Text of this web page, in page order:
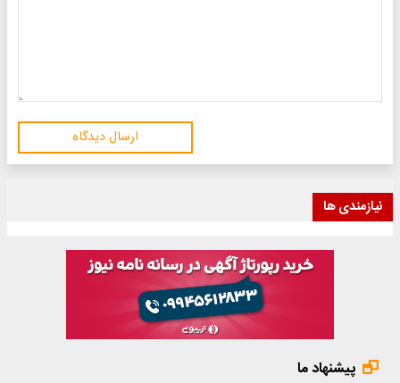
ارسال دیدگاه
نیازمندی ها
پیشنهاد ما